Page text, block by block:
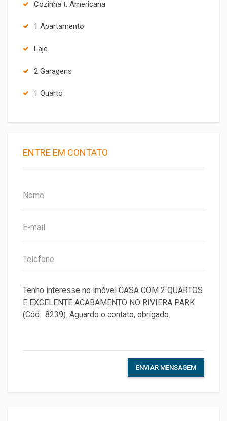
Cozinha t. Americana
1 Apartamento
Laje
2 Garagens
1 Quarto
ENTRE EM CONTATO
ENVIAR MENSAGEM